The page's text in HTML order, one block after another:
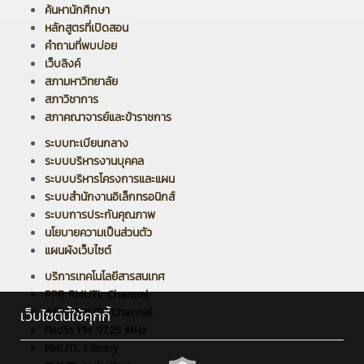
ค้นหานักศึกษา
หลักสูตรที่เปิดสอน
คำถามที่พบบ่อย
เว็บลิงค์
สภามหาวิทยาลัย
สภาวิชาการ
สภาคณาจารย์และข้าราชการ
ระบบทะเบียนกลาง
ระบบบริหารงานบุคคล
ระบบบริหารโครงการและแผน
ระบบสำนักงานอิเล็กทรอนิกส์
ระบบการประกันคุณภาพ
นโยบายความเป็นส่วนตัว
แผนผังเว็บไซต์
บริการเทคโนโลยีสารสนเทศ
PPR RMUTL Channel
ARIT RMUTL Channel
Radio FM 97.25 MHz
เว็บไซต์นี้ใช้คุกกี้